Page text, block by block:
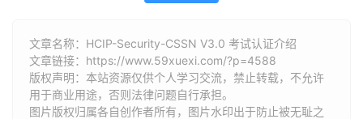
文章名称：HCIP-Security-CSSN V3.0 考试认证介绍
文章链接： https://www.59xuexi.com/?p=4588
版权声明：本站资源仅供个人学习交流，禁止转载，不允许
用于商业用途，否则法律问题自行承担。
图片版权归属各自创作者所有，图片水印出于防止被无耻之